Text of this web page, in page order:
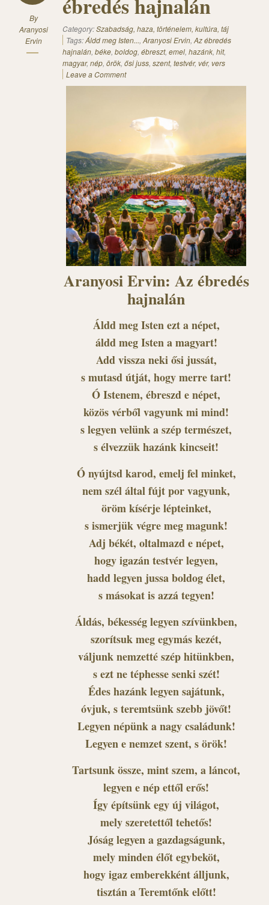
By
Aranyosi
Ervin
ébredés hajnalán
Category:Szabadság, haza, történelem, kultúra, táj
Tags:Áldd meg Isten..., Aranyosi Ervin, Az ébredés
hajnalán, béke, boldog, ébreszt, emel, hazánk, hit,
magyar, nép, örök, ősi juss, szent, testvér, vér, vers
Leave a Comment
Aranyosi Ervin: Az ébredés
hajnalán
Áldd meg Isten ezt a népet,
áldd meg Isten a magyart!
Add vissza neki ősi jussát,
s mutasd útját, hogy merre tart!
Ó Istenem, ébreszd e népet,
közös vérből vagyunk mi mind!
s legyen velünk a szép természet,
s élvezzük hazánk kincseit!
Ó nyújtsd karod, emelj fel minket,
nem szél által fújt por vagyunk,
öröm kísérje lépteinket,
s ismerjük végre meg magunk!
Adj békét, oltalmazd e népet,
hogy igazán testvér legyen,
hadd legyen jussa boldog élet,
s másokat is azzá tegyen!
Áldás, békesség legyen szívünkben,
szorítsuk meg egymás kezét,
váljunk nemzetté szép hitünkben,
s ezt ne téphesse senki szét!
Édes hazánk legyen sajátunk,
óvjuk, s teremtsünk szebb jövőt!
Legyen népünk a nagy családunk!
Legyen e nemzet szent, s örök!
Tartsunk össze, mint szem, a láncot,
legyen e nép ettől erős!
Így építsünk egy új világot,
mely szeretettől tehetős!
Jóság legyen a gazdagságunk,
mely minden élőt egybeköt,
hogy igaz emberekként álljunk,
tisztán a Teremtőnk előtt!